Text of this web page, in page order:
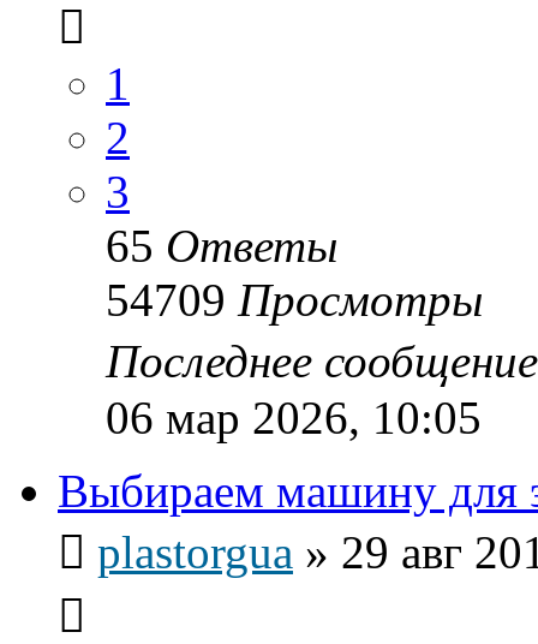
1
2
3
65 Ответы
54709 Просмотры
Последнее
06 мар 2026, 10:05
Выбираем машину для
plastorgua » 29 авг